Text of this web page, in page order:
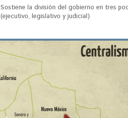
Sostiene la división del gobierno en tres
(ejecutivo, legislativo y judicial)